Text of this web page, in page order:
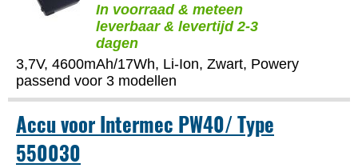
In voorraad & meteen
leverbaar & levertijd 2-3
dagen
3,7V, 4600mAh/17Wh, Li-Ion, Zwart, Powery
passend voor 3 modellen
Accu voor Intermec PW40/ Type
550030